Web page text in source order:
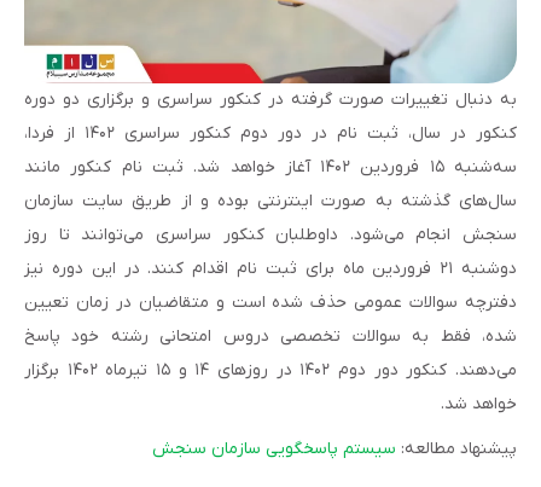
به دنبال تغییرات صورت گرفته در کنکور سراسری و برگزاری دو دوره
کنکور در سال، ثبت نام در دور دوم کنکور سراسری ۱۴۰۲ از فردا،
سه‌شنبه ۱۵ فروردین ۱۴۰۲ آغاز خواهد شد. ثبت نام کنکور مانند
سال‌های گذشته به صورت اینترنتی بوده و از طریق سایت سازمان
سنجش انجام می‌شود. داوطلبان کنکور سراسری می‌توانند تا روز
دوشنبه ۲۱ فروردین ماه برای ثبت نام اقدام کنند. در این دوره نیز
دفترچه سوالات عمومی حذف شده است و متقاضیان در زمان تعیین
شده، فقط به سوالات تخصصی دروس امتحانی رشته خود پاسخ
می‌دهند. کنکور دور دوم ۱۴۰۲ در روزهای ۱۴ و ۱۵ تیرماه ۱۴۰۲ برگزار
خواهد شد.
پیشنهاد مطالعه: سیستم پاسخگویی سازمان سنجش